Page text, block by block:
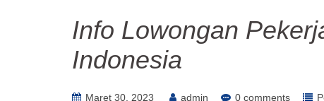
Info Lowongan
Indonesia
Maret 30, 2023 admin 0 comments